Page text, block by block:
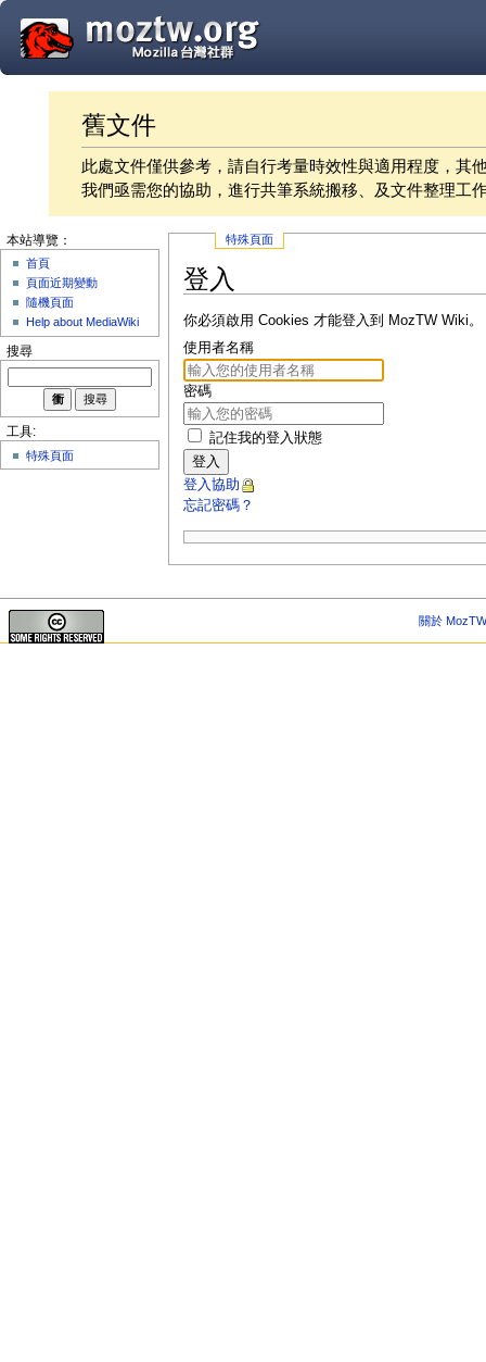
舊文件
此處文件僅供參考，請自行考量時效性與適用程度，其
我們亟需您的協助，進行共筆系統搬移、及文件整理工
特殊頁面
登入
你必須啟用 Cookies 才能登入到 MozTW Wiki。
使用者名稱
密碼
記住我的登入狀態
登入
登入協助
忘記密碼？
本站導覽：
首頁
頁面近期變動
隨機頁面
Help about MediaWiki
搜尋
工具:
特殊頁面
關於